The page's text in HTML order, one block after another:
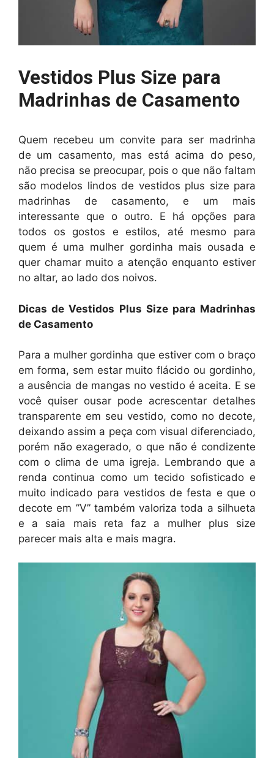
Vestidos Plus Size para
Madrinhas de Casamento
Quem recebeu um convite para ser madrinha
de um casamento, mas está acima do peso,
não precisa se preocupar, pois o que não faltam
são modelos lindos de vestidos plus size para
madrinhas de casamento, e um mais
interessante que o outro. E há opções para
todos os gostos e estilos, até mesmo para
quem é uma mulher gordinha mais ousada e
quer chamar muito a atenção enquanto estiver
no altar, ao lado dos noivos.
Dicas de Vestidos Plus Size para Madrinhas
de Casamento
Para a mulher gordinha que estiver com o braço
em forma, sem estar muito flácido ou gordinho,
a ausência de mangas no vestido é aceita. E se
você quiser ousar pode acrescentar detalhes
transparente em seu vestido, como no decote,
deixando assim a peça com visual diferenciado,
porém não exagerado, o que não é condizente
com o clima de uma igreja. Lembrando que a
renda continua como um tecido sofisticado e
muito indicado para vestidos de festa e que o
decote em ”V” também valoriza toda a silhueta
e a saia mais reta faz a mulher plus size
parecer mais alta e mais magra.